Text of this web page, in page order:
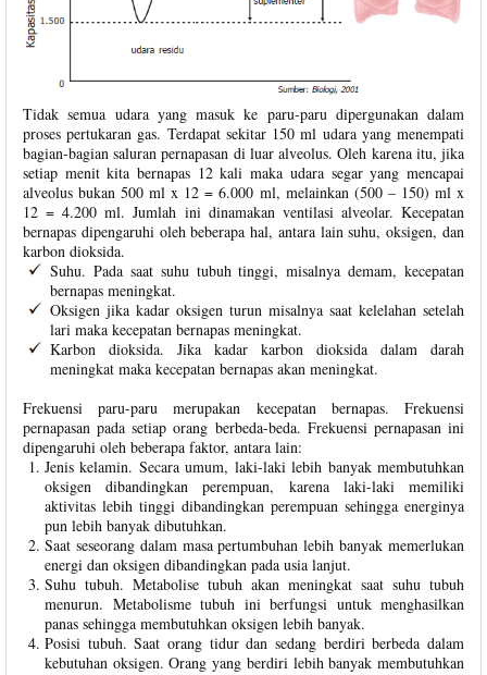
Tidak semua udara yang masuk ke paru-paru dipergunakan dalam
proses pertukaran gas. Terdapat sekitar 150 ml udara yang menempati
bagian-bagian saluran pernapasan di luar alveolus. Oleh karena itu, jika
setiap menit kita bernapas 12 kali maka udara segar yang mencapai
alveolus bukan 500 ml x 12 = 6.000 ml, melainkan (500 – 150) ml x
12 = 4.200 ml. Jumlah ini dinamakan ventilasi alveolar. Kecepatan
bernapas dipengaruhi oleh beberapa hal, antara lain suhu, oksigen, dan
karbon dioksida.
Suhu. Pada saat suhu tubuh tinggi, misalnya demam, kecepatan
bernapas meningkat.
Oksigen jika kadar oksigen turun misalnya saat kelelahan setelah
lari maka kecepatan bernapas meningkat.
Karbon dioksida. Jika kadar karbon dioksida dalam darah
meningkat maka kecepatan bernapas akan meningkat.
Frekuensi paru-paru merupakan kecepatan bernapas. Frekuensi
pernapasan pada setiap orang berbeda-beda. Frekuensi pernapasan ini
dipengaruhi oleh beberapa faktor, antara lain:
Jenis kelamin. Secara umum, laki-laki lebih banyak membutuhkan
oksigen dibandingkan perempuan, karena laki-laki memiliki
aktivitas lebih tinggi dibandingkan perempuan sehingga energinya
pun lebih banyak dibutuhkan.
Saat seseorang dalam masa pertumbuhan lebih banyak memerlukan
energi dan oksigen dibandingkan pada usia lanjut.
Suhu tubuh. Metabolise tubuh akan meningkat saat suhu tubuh
menurun. Metabolisme tubuh ini berfungsi untuk menghasilkan
panas sehingga membutuhkan oksigen lebih banyak.
Posisi tubuh. Saat orang tidur dan sedang berdiri berbeda dalam
kebutuhan oksigen. Orang yang berdiri lebih banyak membutuhkan